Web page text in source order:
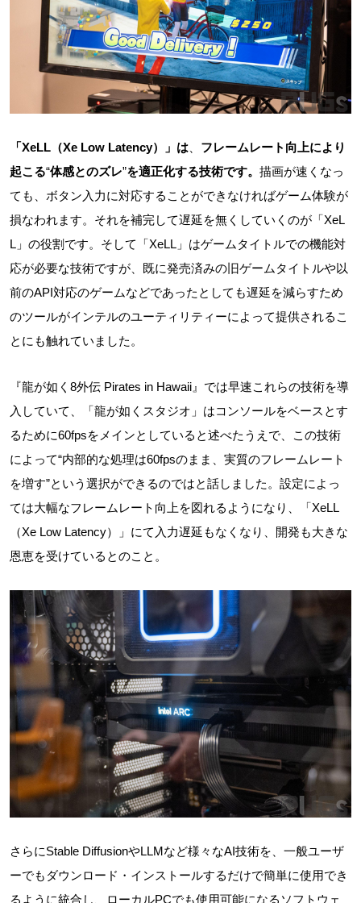
「XeLL（Xe Low Latency）」は
フレームレート向上により
起こる“体感とのズレ”を適正化する技術です。 描画が速くなっ
ても、ボタン入力に対応することができなければゲーム体験が
損なわれます。それを補完して遅延を無くしていくのが「XeL
L」の役割です。そして「XeLL」はゲームタイトルでの機能対
応が必要な技術ですが、既に発売済みの旧ゲームタイトルや以
前のAPI対応のゲームなどであったとしても遅延を減らすため
のツールがインテルのユーティリティーによって提供されるこ
とにも触れていました。
『龍が如く8外伝 Pirates in Hawaii』では早速これらの技術を導
入していて、「龍が如くスタジオ」はコンソールをベースとす
るために60fpsをメインとしていると述べたうえで、この技術
によって“内部的な処理は60fpsのまま、実質のフレームレート
を増す”という選択ができるのではと話しました。設定によっ
ては大幅なフレームレート向上を図れるようになり、「XeLL
（Xe Low Latency）」にて入力遅延もなくなり、開発も大きな
恩恵を受けているとのこと。
さらにStable DiffusionやLLMなど様々なAI技術を、一般ユーザ
ーでもダウンロード・インストールするだけで簡単に使用でき
るように統合し、ローカルPCでも使用可能になるソフトウェ